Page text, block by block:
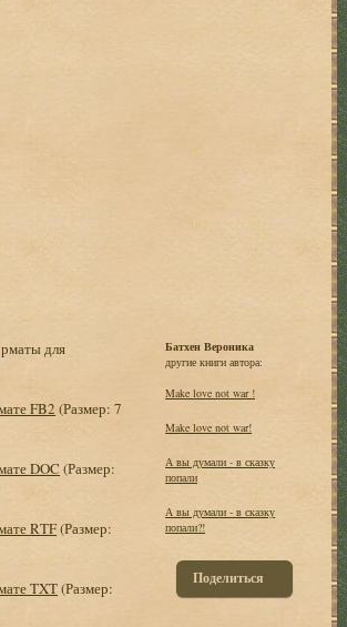
для
FB2 (Размер: 7
DOC (Размер:
RTF(Размер:
TXT(Размер:
Батхен Вероника
другие книги автора:
Make love not war !
Make love not war!
А вы думали - в сказку
попали
А вы думали - в сказку
попали?!
Поделиться